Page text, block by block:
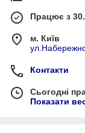
Працює з
м. Київ
Контакти
Сьогодні
Показати